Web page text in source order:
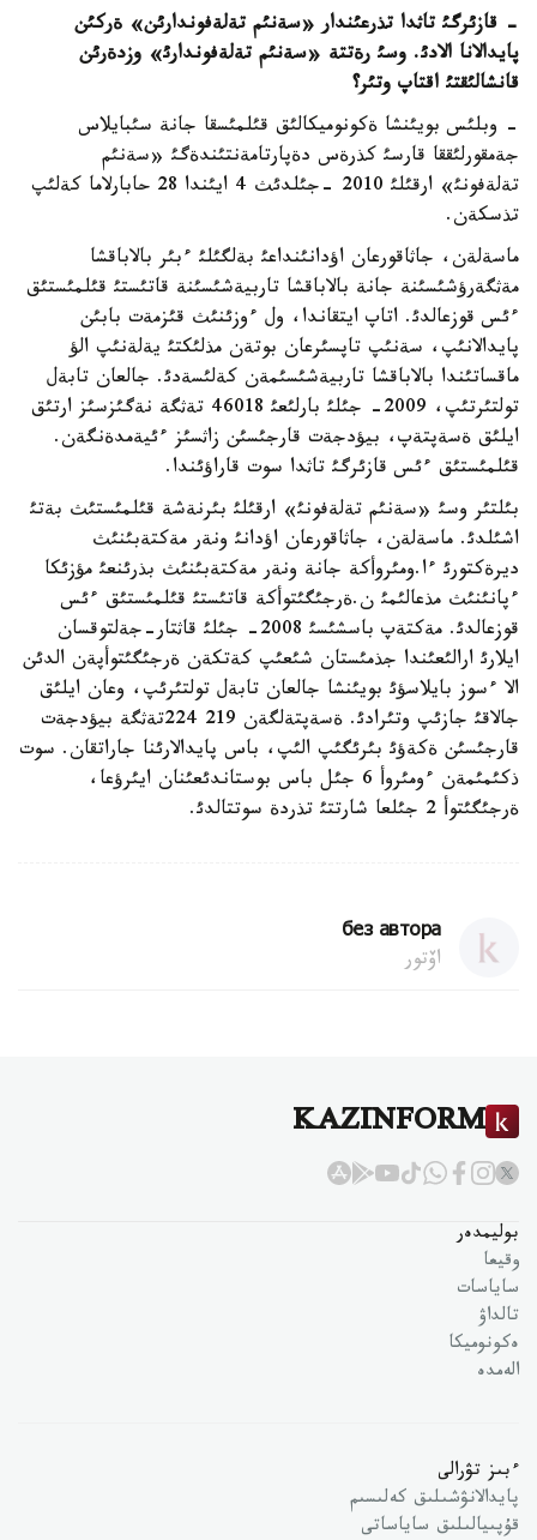
- قازئرگئ تاثدا تذرعئندار «سةنئم تةلةفوندارئن» ةركئن
پايدالانا الادئ. وسئ رةتتة «سةنئم تةلةفوندارئ» وزدةرئن
قانشالئقتئ اقتاپ وتئر؟
- وبلئس بويئنشا ةكونوميكالئق قئلمئسقا جانة سئبايلاس
جةمقورلئققا قارسئ كذرةس دةپارتامةنتئندةگئ «سةنئم
تةلةفونئ» ارقئلئ 2010 -جئلدئث 4 ايئندا 28 حابارلاما كةلئپ
تذسكةن.
ماسةلةن، جاثاقورعان اؤدانئنداعئ بةلگئلئ ءبئر بالاباقشا
مةثگةرؤشئسئنة جانة بالاباقشا تاربيةشئسئنة قاتئستئ قئلمئستئق
ءئس قوزعالدئ. اتاپ ايتقاندا، ول ءوزئنئث قئزمةت بابئن
پايدالانئپ، سةنئپ تاپسئرعان بوتةن مذلئكتئ يةلةنئپ الؤ
ماقساتئندا بالاباقشا تاربيةشئسئمةن كةلئسةدئ. جالعان تابةل
تولتئرتئپ، 2009- جئلئ بارلئعئ 46018 تةثگة نةگئزسئز ارتئق
ايلئق ةسةپتةپ، بيؤدجةت قارجئسئن زاثسئز ءئيةمدةنگةن.
قئلمئستئق ءئس قازئرگئ تاثدا سوت قاراؤئندا.
بئلتئر وسئ «سةنئم تةلةفونئ» ارقئلئ بئرنةشة قئلمئستئث بةتئ
اشئلدئ. ماسةلةن، جاثاقورعان اؤدانئ ونةر مةكتةبئنئث
ديرةكتورئ ءا.ومئروأكة جانة ونةر مةكتةبئنئث بذرئنعئ مؤزئكا
ءپانئنئث مذعالئمئ ن.ةرجئگئتوأكة قاتئستئ قئلمئستئق ءئس
قوزعالدئ. مةكتةپ باسشئسئ 2008- جئلئ قاثتار-جةلتوقسان
ايلارئ ارالئعئندا جذمئستان شئعئپ كةتكةن ةرجئگئتوأپةن الدئن
الا ءسوز بايلاسؤئ بويئنشا جالعان تابةل تولتئرئپ، وعان ايلئق
جالاقئ جازئپ وتئرادئ. ةسةپتةلگةن 219 224تةثگة بيؤدجةت
قارجئسئن ةكةؤئ بئرئگئپ الئپ، باس پايدالارئنا جاراتقان. سوت
ذكئمئمةن ءومئروأ 6 جئل باس بوستاندئعئنان ايئرؤعا،
ةرجئگئتوأ 2 جئلعا شارتتئ تذردة سوتتالدئ.
без автора
اۆتور
KAZINFORM
بوليمدەر
وقيعا
ساياسات
تالداۋ
ەكونوميكا
الەمدە
ءبىز تۋرالى
پايدالانۋشىلىق كەلىسىم
قۇپىيالىلىق ساياساتى